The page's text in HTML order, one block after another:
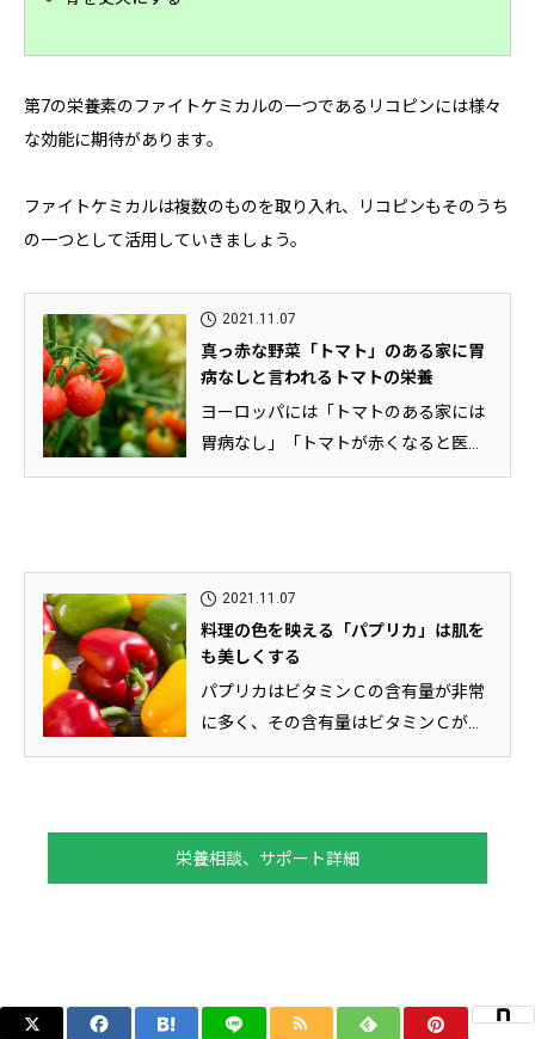
第7の栄養素のファイトケミカルの一つであるリコピンには様々
な効能に期待があります。
ファイトケミカルは複数のものを取り入れ、リコピンもそのうち
の一つとして活用していきましょう。
2021.11.07
真っ赤な野菜「トマト」のある家に胃
病なしと言われるトマトの栄養
ヨーロッパには「トマトのある家には
胃病なし」「トマトが赤くなると医者
が青くなる」という諺があります。...
2021.11.07
料理の色を映える「パプリカ」は肌を
も美しくする
パプリカはビタミンＣの含有量が非常
に多く、その含有量はビタミンＣが豊
富と言われているゴーヤや緑ピーマ...
栄養相談、サポート詳細